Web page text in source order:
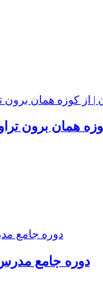
کوزه همان برون
دوره جامع